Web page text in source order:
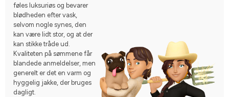
føles luksuriøs og bevarer
blødheden efter vask,
selvom nogle synes, den
kan være lidt stor, og at der
kan stikke tråde ud.
Kvaliteten på sømmene får
blandede anmeldelser, men
generelt er det en varm og
hyggelig jakke, der bruges
dagligt.